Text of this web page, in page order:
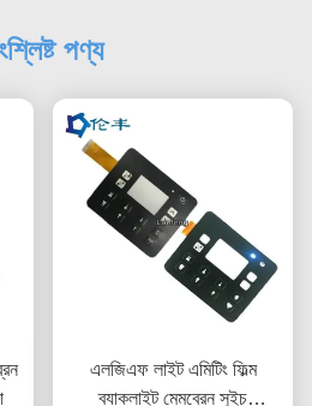
পণ্য
এলজিএফ লাইট এমিটিং ফিল্ম
ব্যাকলাইট মেমব্রেন সুইচ